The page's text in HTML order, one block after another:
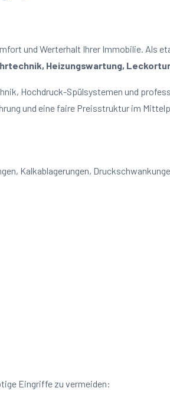
und Werterhalt Ihrer Immobilie. Als
Heizungswartung,
Hochdruck-Spülsystemen und
und eine faire Preisstruktur im
Kalkablagerungen,
Eingriffe zu vermeiden: